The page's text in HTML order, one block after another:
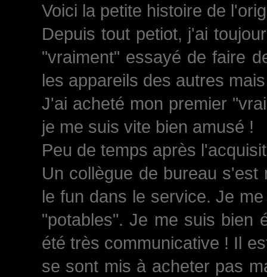
Voici la petite histoire de
Depuis tout petiot, j'ai
"vraiment" essayé de faire
les appareils des autres
J'ai acheté mon premier
je me suis vite bien amusé !
Peu de temps après
Un collègue de bureau
le fun dans le service. Je
"potables". Je me suis bien
été très communicative ! Il
se sont mis à acheter pas